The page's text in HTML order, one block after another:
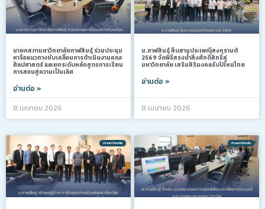
นายกสภามหาวิทยาลัยกาฬสินธุ์ ร่วมประชุม
หารือแนวทางขับเคลื่อนการดำเนินงานคณะ
ศิลปศาสตร์ และยกระดับหลักสูตรการเรียน
การสอนสู่ความเป็นเลิศ
อ่านต่อ »
8 เมษายน 2026
ม.กาฬสินธุ์ สืบสานประเพณีสงกรานต์
2569 จัดพิธีสรงน้ำสิ่งศักดิ์สิทธิ์คู่
มหาวิทยาลัย เสริมสิริมงคลรับปีใหม่ไทย
อ่านต่อ »
8 เมษายน 2026
ข่าวมหาวิทยาลัย ข่าวมหาวิทยาลัย